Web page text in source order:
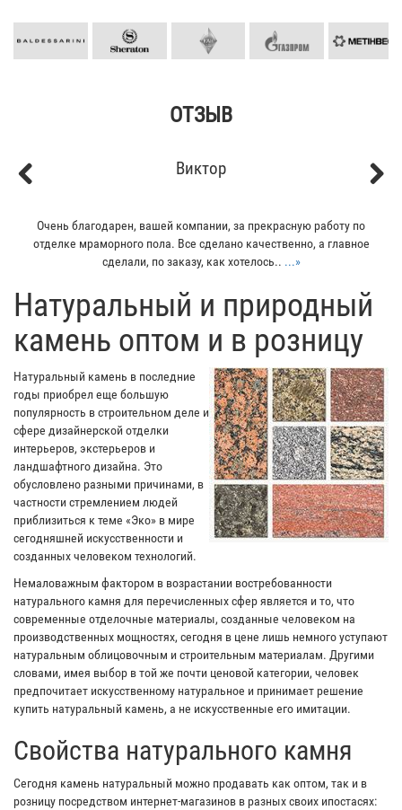
ОТЗЫВ
Виктор
Очень благодарен, вашей компании, за прекрасную работу по
отделке мраморного пола. Все сделано качественно, а главное
сделали, по заказу, как хотелось.. ...»
​Натуральный и природный
камень оптом и в розницу
Натуральный камень в последние
годы приобрел еще большую
популярность в строительном деле и
сфере дизайнерской отделки
интерьеров, экстерьеров и
ландшафтного дизайна. Это
обусловлено разными причинами, в
частности стремлением людей
приблизиться к теме «Эко» в мире
сегодняшней искусственности и
созданных человеком технологий.
Немаловажным фактором в возрастании востребованности
натурального камня для перечисленных сфер является и то, что
современные отделочные материалы, созданные человеком на
производственных мощностях, сегодня в цене лишь немного уступают
натуральным облицовочным и строительным материалам. Другими
словами, имея выбор в той же почти ценовой категории, человек
предпочитает искусственному натуральное и принимает решение
купить натуральный камень, а не искусственные его имитации.
Свойства натурального камня
Сегодня камень натуральный можно продавать как оптом, так и в
розницу посредством интернет-магазинов в разных своих ипостасях: